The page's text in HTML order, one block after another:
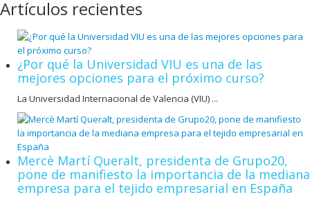
Artículos recientes
¿Por qué la Universidad VIU es una de las
mejores opciones para el próximo curso?
La Universidad Internacional de Valencia (VIU) ...
Mercè Martí Queralt, presidenta de Grupo20,
pone de manifiesto la importancia de la mediana
empresa para el tejido empresarial en España